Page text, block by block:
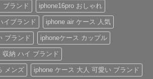
ブランド iphone16pro おしゃれ
イブランド iphone air ケース 人気
ブランド iphoneケース カップル
納 ハイ ブランド
メンズ iphone ケース 大人 可愛い ブランド